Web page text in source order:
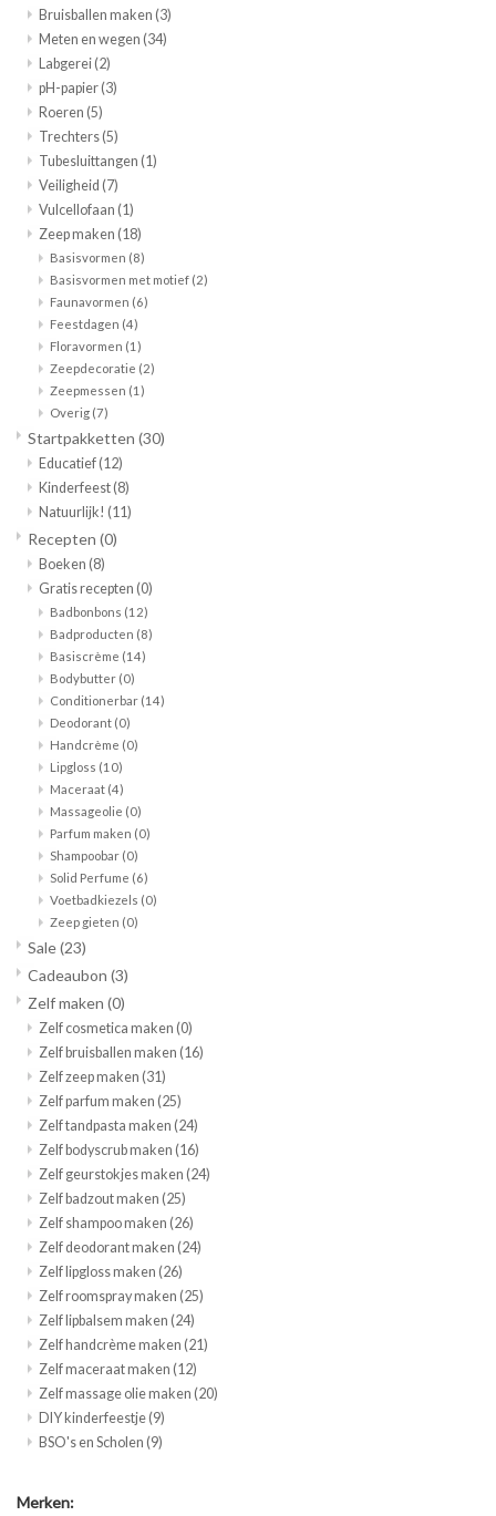
Bruisballen maken (3)
Meten en wegen (34)
Labgerei(2)
pH-papier(3)
Roeren (5)
Trechters(5)
Tubesluittangen (1)
Veiligheid (7)
Vulcellofaan (1)
Zeep maken (18)
Basisvormen (8)
Basisvormen met motief (2)
Faunavormen (6)
Feestdagen (4)
Floravormen (1)
Zeepdecoratie (2)
Zeepmessen (1)
Overig (7)
Startpakketten (30)
Educatief(12)
Kinderfeest(8)
Natuurlijk! (11)
Recepten (0)
Boeken (8)
Gratis recepten (0)
Badbonbons (12)
Badproducten (8)
Basiscrème (14)
Bodybutter (0)
Conditionerbar (14)
Deodorant (0)
Handcrème (0)
Lipgloss (10)
Maceraat (4)
Massageolie (0)
Parfum maken (0)
Shampoobar (0)
Solid Perfume (6)
Voetbadkiezels (0)
Zeep gieten (0)
Sale(23)
Cadeaubon (3)
Zelf maken (0)
Zelf cosmetica maken (0)
Zelf bruisballen maken (16)
Zelf zeep maken (31)
Zelf parfum maken (25)
Zelf tandpasta maken (24)
Zelf bodyscrub maken (16)
Zelf geurstokjes maken (24)
Zelf badzout maken (25)
Zelf shampoo maken (26)
Zelf deodorant maken (24)
Zelf lipgloss maken (26)
Zelf roomspray maken (25)
Zelf lipbalsem maken (24)
Zelf handcrème maken (21)
Zelf maceraat maken (12)
Zelf massage olie maken (20)
DIY kinderfeestje(9)
BSO's en Scholen (9)
Merken: